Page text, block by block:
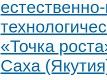
«Точка
Саха